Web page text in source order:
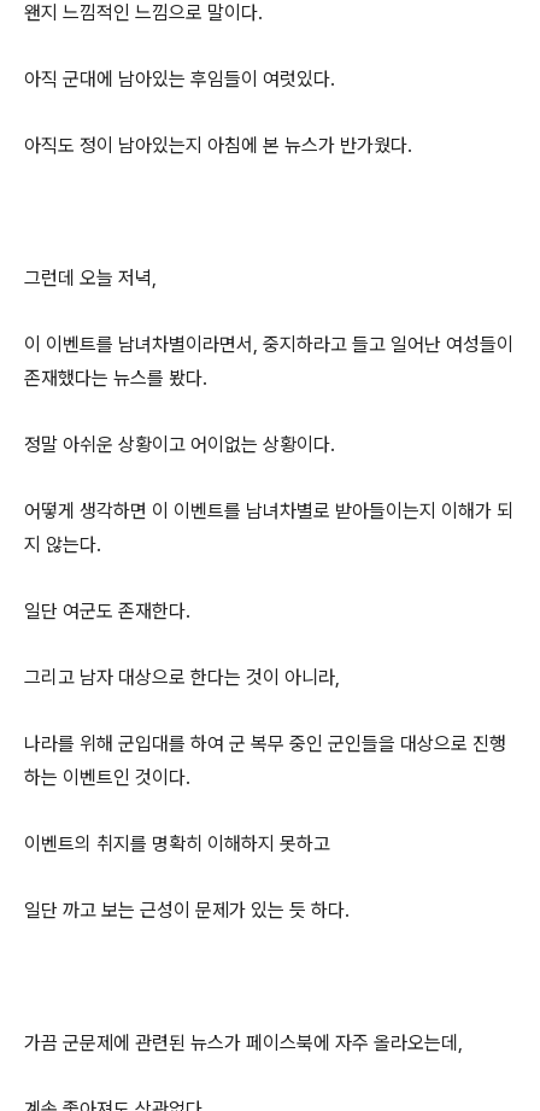
왠지 느낌적인 느낌으로 말이다.
아직 군대에 남아있는 후임들이 여럿있다.
아직도 정이 남아있는지 아침에 본 뉴스가 반가웠다.
그런데 오늘 저녁,
이 이벤트를 남녀차별이라면서, 중지하라고 들고 일어난 여성들이
존재했다는 뉴스를 봤다.
정말 아쉬운 상황이고 어이없는 상황이다.
어떻게 생각하면 이 이벤트를 남녀차별로 받아들이는지 이해가 되
지 않는다.
일단 여군도 존재한다.
그리고 남자 대상으로 한다는 것이 아니라,
나라를 위해 군입대를 하여 군 복무 중인 군인들을 대상으로 진행
하는 이벤트인 것이다.
이벤트의 취지를 명확히 이해하지 못하고
일단 까고 보는 근성이 문제가 있는 듯 하다.
가끔 군문제에 관련된 뉴스가 페이스북에 자주 올라오는데,